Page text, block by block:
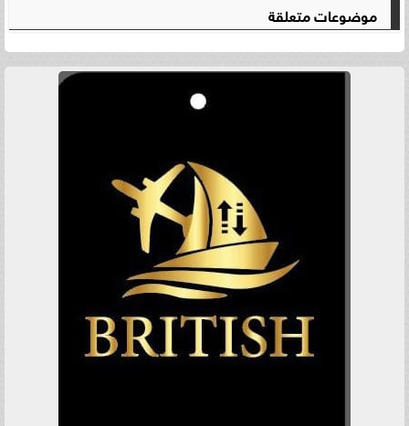
موضوعات متعلقة